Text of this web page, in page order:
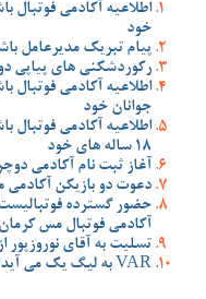
اطلاعیه آکادمی فوتبال
خود
پیام تبریک مدیرعامل
رکوردشکنی های پیاپی
اطلاعیه آکادمی
جوانان خود
اطلاعیه آکادمی فوتبال
18 ساله های خود
آغاز ثبت نام آکادمی
دعوت دو بازیکن آکادمی
حضور گسترده
آکادمی فوتبال مس کرمان
تسلیت به آقای
VAR به لیگ یک می آید؟!